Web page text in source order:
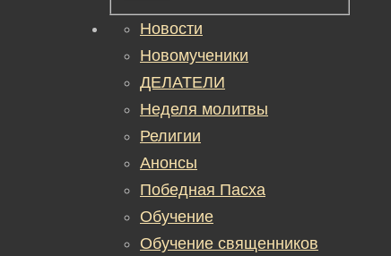
Новости
Новомученики
ДЕЛАТЕЛИ
Неделя молитвы
Религии
Анонсы
Победная Пасха
Обучение
Обучение священников